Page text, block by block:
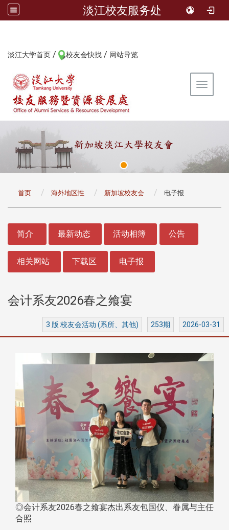
淡江校友服务处
淡江大学首页 / 校友会快找 / 网站导览
Toggle
首页 海外地区性 新加坡校友会 电子报
简介 最新动态 活动相簿 公告
相关网站 下载区 电子报
会计系友2026春之飨宴
3 版 校友会活动 (系所、其他) 253期 2026-03-31
◎会计系友2026春之飨宴杰出系友包国仪、眷属与主任
合照